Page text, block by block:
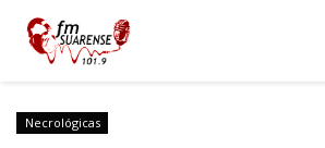
Necrológicas